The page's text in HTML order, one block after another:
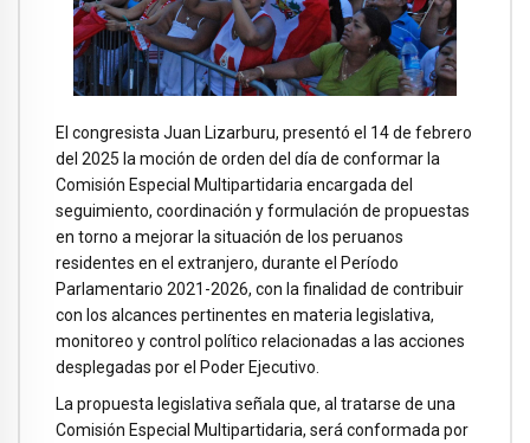
El congresista Juan Lizarburu, presentó el 14 de febrero
del 2025 la moción de orden del día de conformar la
Comisión Especial Multipartidaria encargada del
seguimiento, coordinación y formulación de propuestas
en torno a mejorar la situación de los peruanos
residentes en el extranjero, durante el Período
Parlamentario 2021-2026, con la finalidad de contribuir
con los alcances pertinentes en materia legislativa,
monitoreo y control político relacionadas a las acciones
desplegadas por el Poder Ejecutivo.
La propuesta legislativa señala que, al tratarse de una
Comisión Especial Multipartidaria, será conformada por